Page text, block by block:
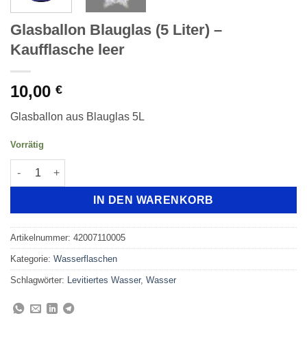
Glasballon Blauglas (5 Liter) –
Kaufflasche leer
10,00 €
Glasballon aus Blauglas 5L
Vorrätig
IN DEN WARENKORB
Artikelnummer: 42007110005
Kategorie: Wasserflaschen
Schlagwörter: Levitiertes Wasser, Wasser